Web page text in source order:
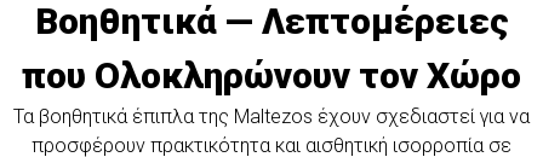
Βοηθητικά — Λεπτομέρειες
που Ολοκληρώνουν τον Χώρο
Τα βοηθητικά έπιπλα της Maltezos έχουν σχεδιαστεί για να
προσφέρουν πρακτικότητα και αισθητική ισορροπία σε